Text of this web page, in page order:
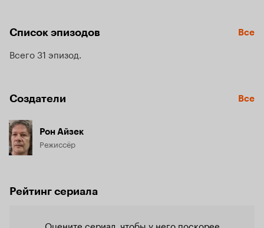
Список эпизодов Все
Всего 31 эпизод
Создатели Все
Рон Айзек
Режиссёр
Рейтинг сериала
Оцените сериал, чтобы у него поскорее